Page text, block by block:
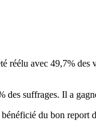
avec 49,7%
suffrages. Il a
du bon